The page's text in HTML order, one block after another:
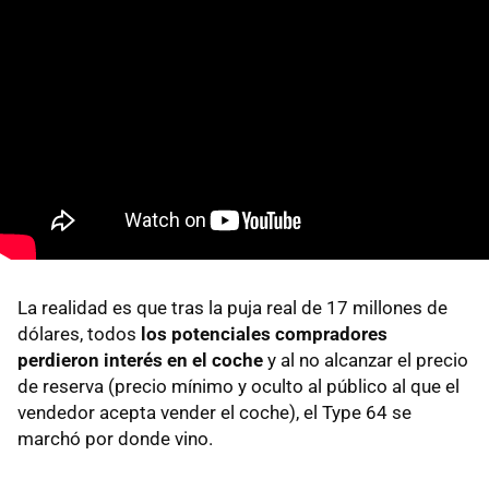
La realidad es que tras la puja real de 17 millones de
dólares, todos los potenciales compradores
perdieron interés en el coche y al no alcanzar el precio
de reserva (precio mínimo y oculto al público al que el
vendedor acepta vender el coche), el Type 64 se
marchó por donde vino.